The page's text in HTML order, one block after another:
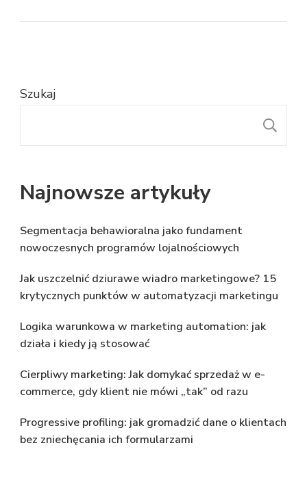
Szukaj
Najnowsze artykuły
Segmentacja behawioralna jako fundament
nowoczesnych programów lojalnościowych
Jak uszczelnić dziurawe wiadro marketingowe? 15
krytycznych punktów w automatyzacji marketingu
Logika warunkowa w marketing automation: jak
działa i kiedy ją stosować
Cierpliwy marketing: Jak domykać sprzedaż w e-
commerce, gdy klient nie mówi „tak” od razu
Progressive profiling: jak gromadzić dane o klientach
bez zniechęcania ich formularzami